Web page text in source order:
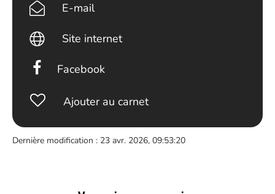
E-mail
Site internet
Facebook
Ajouter au carnet
Dernière modification : 23 avr. 2026, 09:53:20